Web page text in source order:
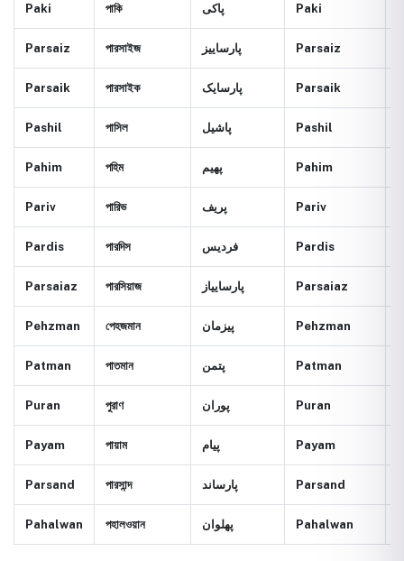
Paki পাকি پاکی Paki
Parsaiz পারসাইজ پارساييز Parsaiz
Parsaik পারসাইক پارسايک Parsaik
Pashil পাসিল پاشيل Pashil
Pahim পহিম پهيم Pahim
Pariv পারিভ پريف Pariv
Pardis পারদিস فرديس Pardis
Parsaiaz পারসিয়াজ پارسايياز Parsaiaz
Pehzman পেহজমান پيزمان Pehzman
Patman পাতমান پتمن Patman
Puran পুরাণ پوران Puran
Payam পায়াম پيام Payam
Parsand পারসান্দ پارساند Parsand
Pahalwan পহালওয়ান پهلوان Pahalwan